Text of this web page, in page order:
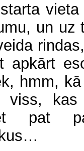
un uz
apkārt
hmm,
viss, kas
pat